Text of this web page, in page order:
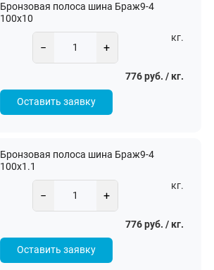
Бронзовая полоса шина Браж9-4
100х10
− +
кг.
776 руб. / кг.
Оставить заявку
Бронзовая полоса шина Браж9-4
100х1.1
− +
кг.
776 руб. / кг.
Оставить заявку